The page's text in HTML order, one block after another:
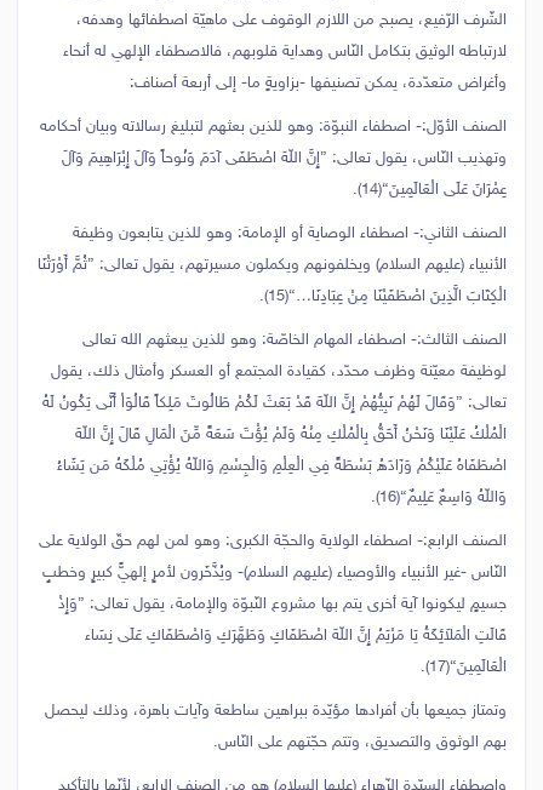
الشّرف الرّفيع، يصبح من اللازم الوقوف على ماهيّة اصطفائها وهدفه،
لارتباطه الوثيق بتكامل النّاس وهداية قلوبهم، فالاصطفاء الإلهي له أنحاء
وأغراض متعدّدة، يمكن تصنيفها -بزاويةٍ ما- إلى أربعة أصناف:
الصنف الأوّل:- اصطفاء النبوّة: وهو للذين بعثهم لتبليغ رسالاته وبيان أحكامه
وتهذيب النّاس، يقول تعالى: {إِنَّ اللّهَ اصْطَفَى آدَمَ وَنُوحاً وَآلَ إِبْرَاهِيمَ وَآلَ
عِمْرَانَ عَلَى الْعَالَمِينَ}(14).
الصنف الثاني:- اصطفاء الوصاية أو الإمامة: وهو للذين يتابعون وظيفة
الأنبياء (عليهم السلام) ويخلفونهم ويكملون مسيرتهم، يقول تعالى: {ثُمَّ أَوْرَثْنَا
الْكِتَابَ الَّذِينَ اصْطَفَيْنَا مِنْ عِبَادِنَا…}(15).
الصنف الثالث:- اصطفاء المهام الخاصّة: وهو للذين يبعثهم الله تعالى
لوظيفة معيّنة وظرف محدّد، كقيادة المجتمع أو العسكر وأمثال ذلك، يقول
تعالى: {وَقَالَ لَهُمْ نَبِيُّهُمْ إِنَّ اللّهَ قَدْ بَعَثَ لَكُمْ طَالُوتَ مَلِكاً قَالُوَاْ أَنَّى يَكُونُ لَهُ
الْمُلْكُ عَلَيْنَا وَنَحْنُ أَحَقُّ بِالْمُلْكِ مِنْهُ وَلَمْ يُؤْتَ سَعَةً مِّنَ الْمَالِ قَالَ إِنَّ اللّهَ
اصْطَفَاهُ عَلَيْكُمْ وَزَادَهُ بَسْطَةً فِي الْعِلْمِ وَالْجِسْمِ وَاللّهُ يُؤْتِي مُلْكَهُ مَن يَشَاءُ
وَاللّهُ وَاسِعٌ عَلِيمٌ}(16).
الصنف الرابع:- اصطفاء الولاية والحجّة الكبرى: وهو لمن لهم حقّ الولاية على
النّاس -غير الأنبياء والأوصياء (عليهم السلام)- ويُذَّخَرون لأمرٍ إلهيٍّ كبيرٍ وخطبٍ
جسيمٍ ليكونوا آية أخرى يتم بها مشروع النّبوّة والإمامة، يقول تعالى: {وَإِذْ
قَالَتِ الْمَلاَئِكَةُ يَا مَرْيَمُ إِنَّ اللّهَ اصْطَفَاكِ وَطَهَّرَكِ وَاصْطَفَاكِ عَلَى نِسَاء
الْعَالَمِينَ}(17).
وتمتاز جميعها بأن أفرادها مؤيّدة ببراهين ساطعة وآيات باهرة، وذلك ليحصل
بهم الوثوق والتصديق، وتتم حجّتهم على النّاس.